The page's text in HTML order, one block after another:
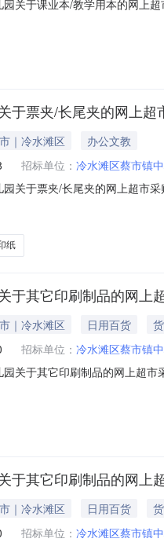
关于课业本/教学用本的网上
项目联系人:李斯项目联系电
于票夹/长尾夹的网上超
｜冷水滩区
办公文教
招标单位： 冷水滩区蔡市镇
关于票夹/长尾夹的网上超市
八、异常交易原因：[晨光
纸
于其它印刷制品的网上
｜冷水滩区 日用百货
招标单位： 冷水滩区蔡市镇
关于其它印刷制品的网上超
标准\规格型号\技术标准验收
于其它印刷制品的网上
｜冷水滩区 日用百货
招标单位： 冷水滩区蔡市镇